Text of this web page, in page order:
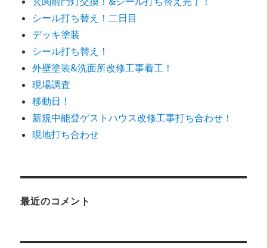
シール打ち替え！二日目
デッキ塗装
シール打ち替え！
外壁塗装&洗面所改修工事着工！
現場調査
移動日！
新規中能登ゲストハウス改修工事打ち合わせ！
現地打ち合わせ
最近のコメント